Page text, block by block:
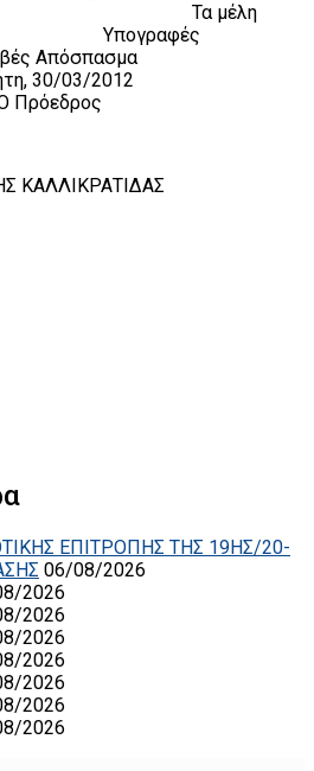
Τα μέλη
Υπογραφές
Απόσπασμα
30/03/2012
Πρόεδρος
ΚΑΛΛΙΚΡΑΤΙΔΑΣ
ΕΠΙΤΡΟΠΗΣ ΤΗΣ 19ΗΣ/20-
06/08/2026
2026
2026
2026
2026
2026
2026
2026